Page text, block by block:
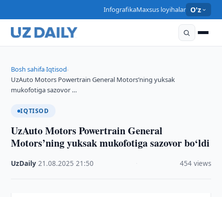
InfografikaMaxsus loyihalar O'z
Bosh sahifa›Iqtisod›
UzAuto Motors Powertrain General Motors’ning yuksak
mukofotiga sazovor …
IQTISOD
UzAuto Motors Powertrain General
Motors’ning yuksak mukofotiga sazovor bo‘ldi
UzDaily ·21.08.2025 ·21:50 454 views